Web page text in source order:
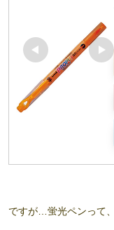
ですが…蛍光ペンって、